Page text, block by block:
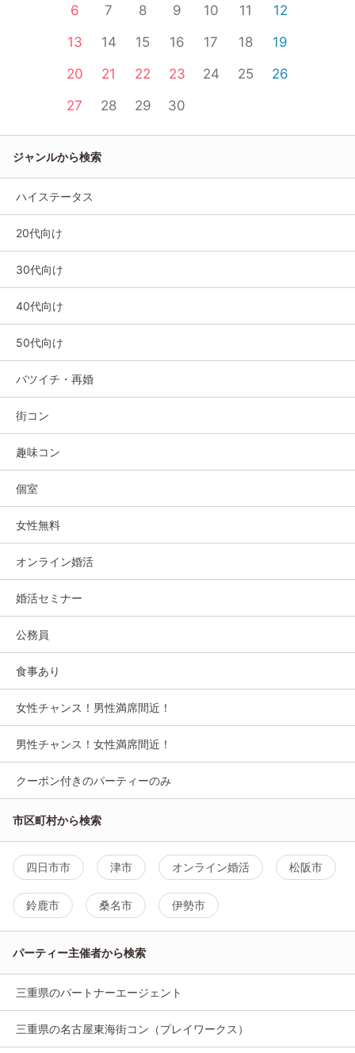
6 7 8 9 10 11
12
13
14 15 16 17 18
19
20
21 22 23 24 25
26
27
28 29 30
ジャンルから検索
ハイステータス
20代向け
30代向け
40代向け
50代向け
バツイチ・再婚
街コン
趣味コン
個室
女性無料
オンライン婚活
婚活セミナー
公務員
食事あり
女性チャンス！男性満席間近！
男性チャンス！女性満席間近！
クーポン付きのパーティーのみ
市区町村から検索
四日市市 津市 オンライン婚活 松阪市
鈴鹿市 桑名市 伊勢市
パーティー主催者から検索
三重県のパートナーエージェント
三重県の名古屋東海街コン（プレイワークス）